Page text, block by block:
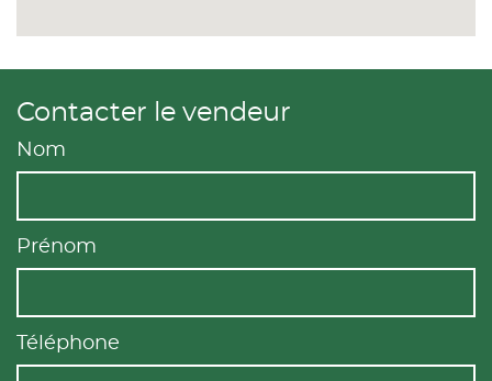
Contacter le vendeur
Nom
Prénom
Téléphone